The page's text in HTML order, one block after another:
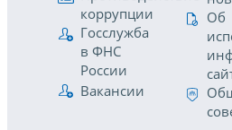
коррупции
Госслужба
в ФНС
России
Вакансии
Об